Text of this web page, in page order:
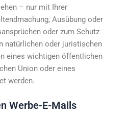
– nur mit Ihrer
Ausübung oder
oder zum Schutz
natürlichen oder juristischen
eines wichtigen öffentlichen
Union oder eines
werden.
Werbe-E-Mails